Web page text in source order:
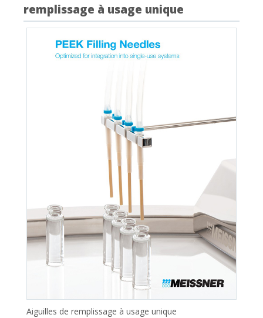
remplissage à usage unique
Aiguilles de remplissage à usage unique